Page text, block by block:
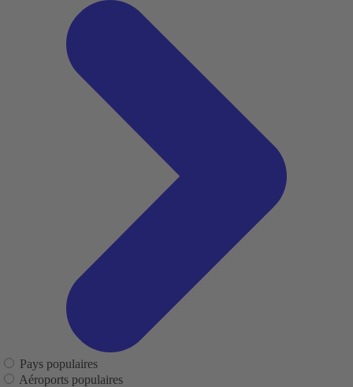
Pays populaires
Aéroports populaires